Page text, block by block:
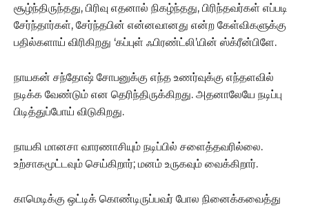
சூழ்ந்திருந்தது, பிரிவு எதனால் நிகழ்ந்தது, பிரிந்தவர்கள் எப்படி
சேர்ந்தார்கள், சேர்ந்தபின் என்னவானது என்ற கேள்விகளுக்கு
பதில்களாய் விரிகிறது ‘கப்புள் ஃபிரண்ட்லி’யின் ஸ்க்ரீன்பிளே.
நாயகன் சந்தோஷ் சோபனுக்கு எந்த உணர்வுக்கு எந்தளவில்
நடிக்க வேண்டும் என தெரிந்திருக்கிறது. அதனாலேயே நடிப்பு
பிடித்துப்போய் விடுகிறது.
நாயகி மானசா வாரணாசியும் நடிப்பில் சளைத்தவரில்லை.
உற்சாகமூட்டவும் செய்கிறார்; மனம் உருகவும் வைக்கிறார்.
காமெடிக்கு ஒட்டிக் கொண்டிருப்பவர் போல நினைக்கவைத்து